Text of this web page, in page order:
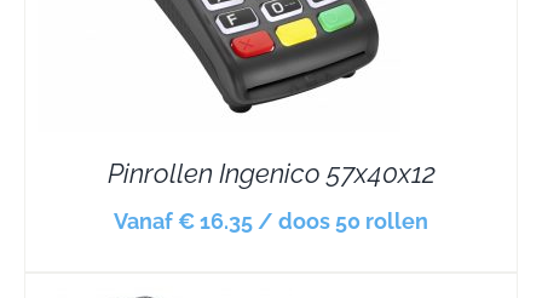
Pinrollen Ingenico 57x40x12
Vanaf € 16.35 / doos 50 rollen